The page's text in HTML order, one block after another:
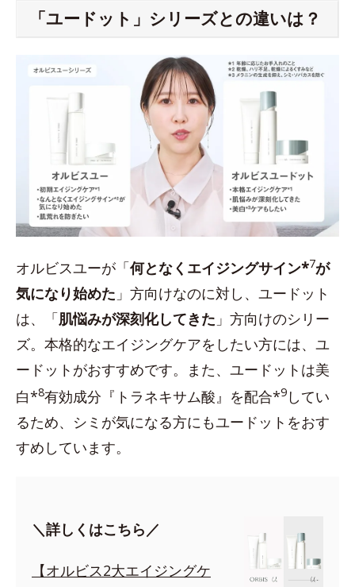
「ユードット」シリーズとの違いは？
オルビスユーが「何となくエイジングサイン*7が
気になり始めた 」方向けなのに対し、ユードット
は、「肌悩みが深刻化してきた 」方向けのシリー
ズ。本格的なエイジングケアをしたい方には、ユ
ードットがおすすめです。また、ユードットは美
白*8有効成分『トラネキサム酸』を配合*9 してい
るため、シミが気になる方にもユードットをおす
すめしています。
＼詳しくはこちら／
【オルビス2大エイジングケ